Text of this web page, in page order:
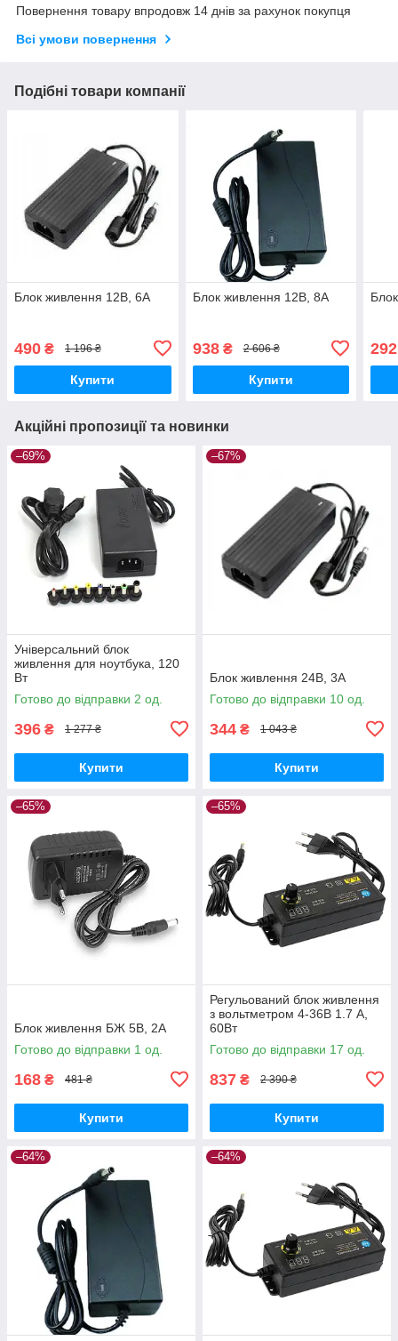
Повернення товару впродовж 14 днів за рахунок покупця
Всі умови повернення
Подібні товари компанії
Блок живлення 12В, 6А
490 ₴ 1 196 ₴
Купити
Блок живлення 12В, 8А
938₴ 2 606 ₴
Купити
292
Акційні пропозиції та новинки
–69%
Універсальний блок
живлення для ноутбука, 120
Вт
Готово до відправки 2 од.
396 ₴ 1 277 ₴
Купити
–67%
Блок живлення 24В, 3А
Готово до відправки 10 од.
344 ₴ 1 043 ₴
Купити
–65%
Блок живлення БЖ 5В, 2А
Готово до відправки 1 од.
168 ₴ 481 ₴
Купити
–65%
Регульований блок живлення
з вольтметром 4-36В 1.7 A,
60Вт
Готово до відправки 17 од.
837 ₴ 2 390 ₴
Купити
–64% –64%